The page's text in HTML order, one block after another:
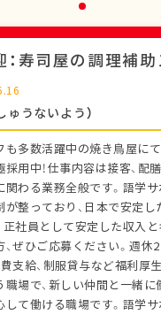
：寿司屋の調理補助
ゅうないよう）
も多数活躍中の焼き鳥屋にて
用中！仕事内容は接客、配
関わる業務全般です。語学
が整っており、日本で安定し
正社員として安定した収入
ぜひご応募ください。週休
支給、制服貸与など福利厚
場で、新しい仲間と一緒に
て働ける職場です。語学サ